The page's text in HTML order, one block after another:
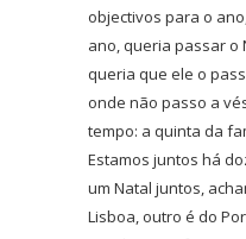
objectivos para o
ano, queria passar o
queria que ele o
onde não passo a
tempo: a quinta da
Estamos juntos há
um Natal juntos,
Lisboa, outro é do